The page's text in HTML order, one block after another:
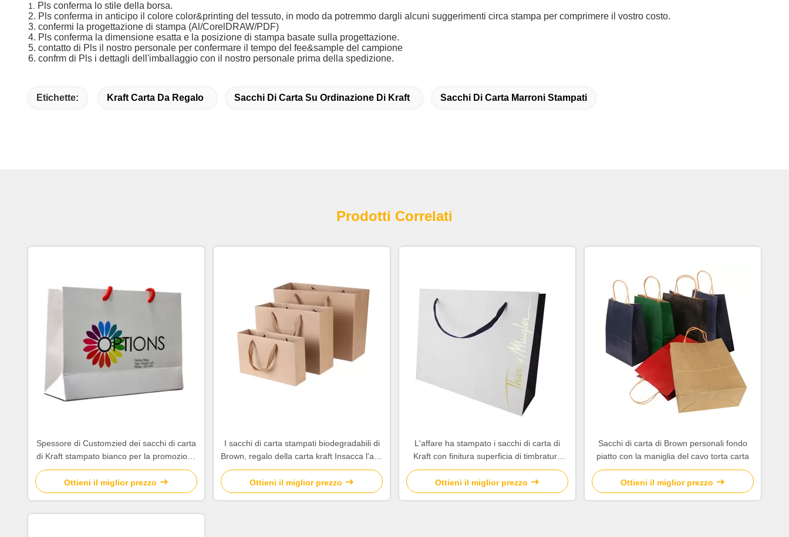
1.
Pls conferma lo stile della borsa.
2. Pls conferma in anticipo il colore color&printing del tessuto, in modo da potremmo dargli alcuni suggerimenti circa stampa per comprimere il vostro costo.
3. confermi la progettazione di stampa (Al/CorelDRAW/PDF)
4. Pls conferma la dimensione esatta e la posizione di stampa basate sulla progettazione.
5. contatto di Pls il nostro personale per confermare il tempo del fee&sample del campione
6. confrm di Pls i dettagli dell'imballaggio con il nostro personale prima della spedizione.
Etichette: Kraft Carta Da Regalo Sacchi Di Carta Su Ordinazione Di Kraft Sacchi Di Carta Marroni Stampati
Prodotti Correlati
Spessore di Customzied dei sacchi di carta
di Kraft stampato bianco per la promozione
della società
Ottieni il miglior prezzo
I sacchi di carta stampati biodegradabili di
Brown, regalo della carta kraft Insacca l'alta
durevolezza
Ottieni il miglior prezzo
L'affare ha stampato i sacchi di carta di
Kraft con finitura superficia di timbratura
calda dell'oro
Ottieni il miglior prezzo
Sacchi di carta di Brown personali fondo
piatto con la maniglia del cavo torta carta
Ottieni il miglior prezzo